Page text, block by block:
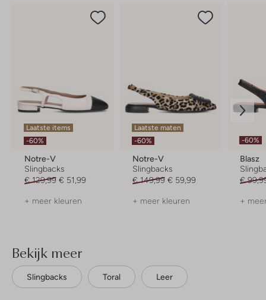
Laatste items
-60%
Notre-V
Slingbacks
€ 129,99 € 51,99
+ meer kleuren
Laatste maten
-60%
Notre-V
Slingbacks
€ 149,99 € 59,99
+ meer kleuren
-60%
Blasz
€
+
Bekijk meer
Slingbacks Toral Leer